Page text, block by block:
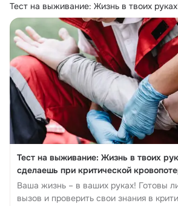
Тест на выживание: Жизнь в твоих
Тест на выживание: Жизнь в твоих
сделаешь при критической
Ваша жизнь – в ваших руках! Готовы
вызов и проверить свои знания в